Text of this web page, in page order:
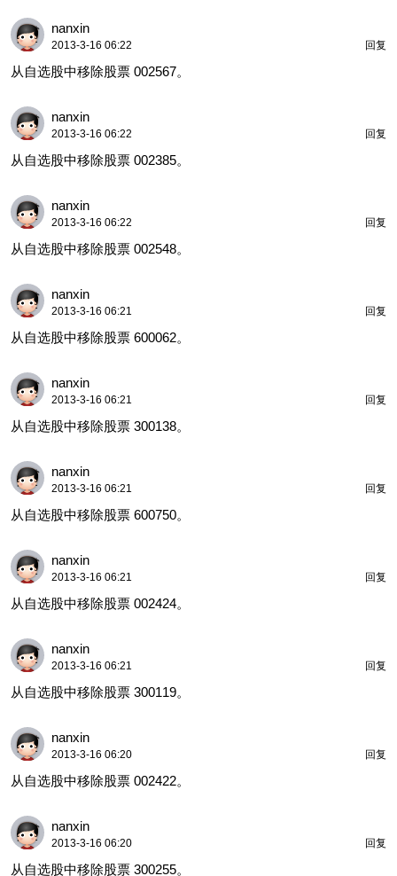
nanxin
2013-3-16 06:22 回复
从自选股中移除股票 002567。
nanxin
2013-3-16 06:22 回复
从自选股中移除股票 002385。
nanxin
2013-3-16 06:22 回复
从自选股中移除股票 002548。
nanxin
2013-3-16 06:21 回复
从自选股中移除股票 600062。
nanxin
2013-3-16 06:21 回复
从自选股中移除股票 300138。
nanxin
2013-3-16 06:21 回复
从自选股中移除股票 600750。
nanxin
2013-3-16 06:21 回复
从自选股中移除股票 002424。
nanxin
2013-3-16 06:21 回复
从自选股中移除股票 300119。
nanxin
2013-3-16 06:20 回复
从自选股中移除股票 002422。
nanxin
2013-3-16 06:20 回复
从自选股中移除股票 300255。